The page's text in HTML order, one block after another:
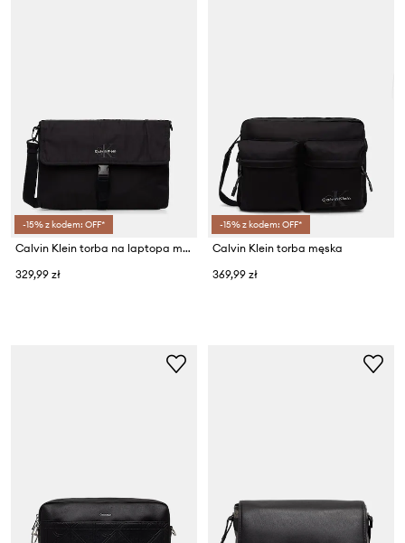
-15% z kodem: OFF*
Calvin Klein torba na laptopa męska
329,99 zł
-15% z kodem: OFF*
Calvin Klein torba męska
369,99 zł